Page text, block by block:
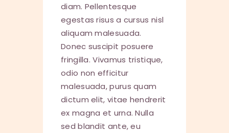
diam. Pellentesque
egestas risus a cursus nisl
aliquam malesuada.
Donec suscipit posuere
fringilla. Vivamus tristique,
odio non efficitur
malesuada, purus quam
dictum elit, vitae hendrerit
ex magna et urna. Nulla
sed blandit ante, eu